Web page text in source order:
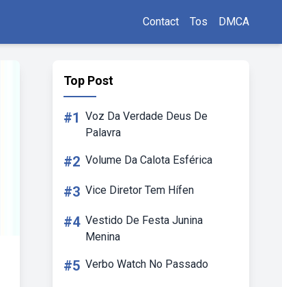
Contact Tos DMCA
Top Post
#1 Voz Da Verdade Deus De
Palavra
#2 Volume Da Calota Esférica
#3 Vice Diretor Tem Hífen
#4 Vestido De Festa Junina
Menina
#5 Verbo Watch No Passado